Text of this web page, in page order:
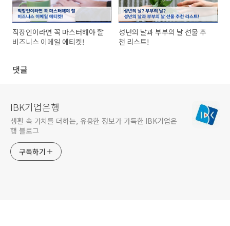
직장인이라면 꼭 마스터해야 할
비즈니스 이메일 에티켓!
성년의 날과 부부의 날 선물 추
천 리스트!
댓글
IBK기업은행
생활 속 가치를 더하는, 유용한 정보가 가득한 IBK기업은
행 블로그
구독하기